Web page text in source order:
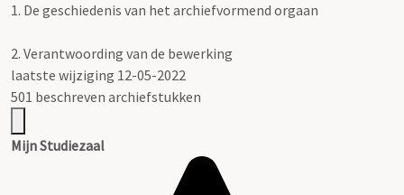
1. De geschiedenis van het archiefvormend orgaan
2. Verantwoording van de bewerking
laatste wijziging 12-05-2022
501 beschreven archiefstukken
Mijn Studiezaal